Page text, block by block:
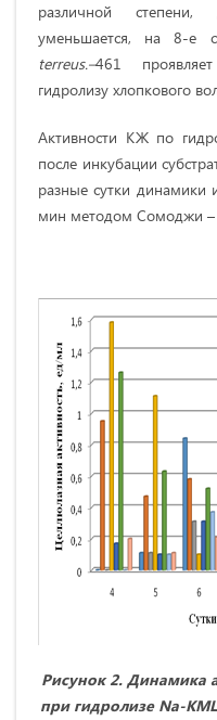
различной степени,
уменьшается, на 8-е
terreus.–461
гидролизу хлопкового
Активности КЖ по
после инкубации
разные сутки динамики
мин методом Сомоджи –
Рисунок 2. Динамика
при гидролизе Na-КМЦ